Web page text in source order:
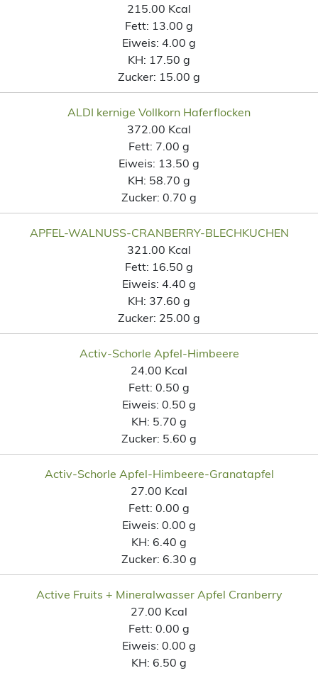
215.00 Kcal
Fett: 13.00 g
Eiweis: 4.00 g
KH: 17.50 g
Zucker: 15.00 g
ALDI kernige Vollkorn Haferflocken
372.00 Kcal
Fett: 7.00 g
Eiweis: 13.50 g
KH: 58.70 g
Zucker: 0.70 g
APFEL-WALNUSS-CRANBERRY-BLECHKUCHEN
321.00 Kcal
Fett: 16.50 g
Eiweis: 4.40 g
KH: 37.60 g
Zucker: 25.00 g
Activ-Schorle Apfel-Himbeere
24.00 Kcal
Fett: 0.50 g
Eiweis: 0.50 g
KH: 5.70 g
Zucker: 5.60 g
Activ-Schorle Apfel-Himbeere-Granatapfel
27.00 Kcal
Fett: 0.00 g
Eiweis: 0.00 g
KH: 6.40 g
Zucker: 6.30 g
Active Fruits + Mineralwasser Apfel Cranberry
27.00 Kcal
Fett: 0.00 g
Eiweis: 0.00 g
KH: 6.50 g